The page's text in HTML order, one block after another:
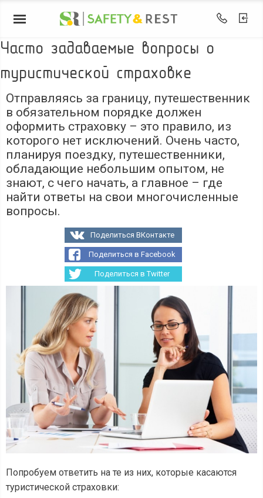
Часто задаваемые вопросы о
туристической страховке
Отправляясь за границу, путешественник
в обязательном порядке должен
оформить страховку – это правило, из
которого нет исключений. Очень часто,
планируя поездку, путешественники,
обладающие небольшим опытом, не
знают, с чего начать, а главное – где
найти ответы на свои многочисленные
вопросы.
Поделиться ВКонтакте
Поделиться в Facebook
Поделиться в Twitter
Попробуем ответить на те из них, которые касаются
туристической страховки: